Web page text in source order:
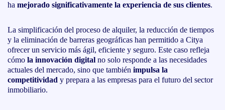
ha mejorado significativamente la experiencia de sus clientes.
La simplificación del proceso de alquiler, la reducción de tiempos
y la eliminación de barreras geográficas han permitido a Citya
ofrecer un servicio más ágil, eficiente y seguro. Este caso refleja
cómo la innovación digital no solo responde a las necesidades
actuales del mercado, sino que también impulsa la
competitividad y prepara a las empresas para el futuro del sector
inmobiliario.